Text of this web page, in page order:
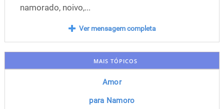
namorado, noivo,...
Ver mensagem completa
MAIS TÓPICOS
Amor
para Namoro